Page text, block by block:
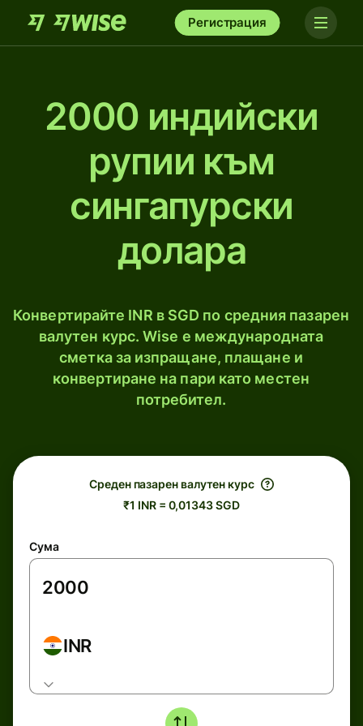
Регистрация
2000 индийски
рупии към
сингапурски
долара
Конвертирайте INR в SGD по средния пазарен
валутен курс. Wise е международната
сметка за изпращане, плащане и
конвертиране на пари като местен
потребител.
Среден пазарен валутен курс
₹1 INR = 0,01343 SGD
Сума
INR